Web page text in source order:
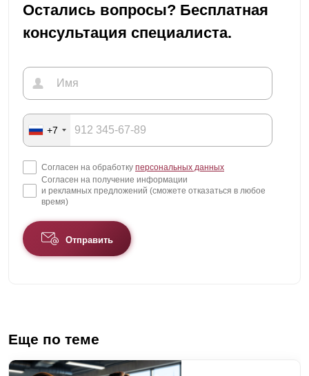
Остались вопросы? Бесплатная
консультация специалиста.
+7
Согласен на обработку персональных данных
Согласен на получение информации
и рекламных предложений (сможете отказаться в любое
время)
Отправить
Еще по теме